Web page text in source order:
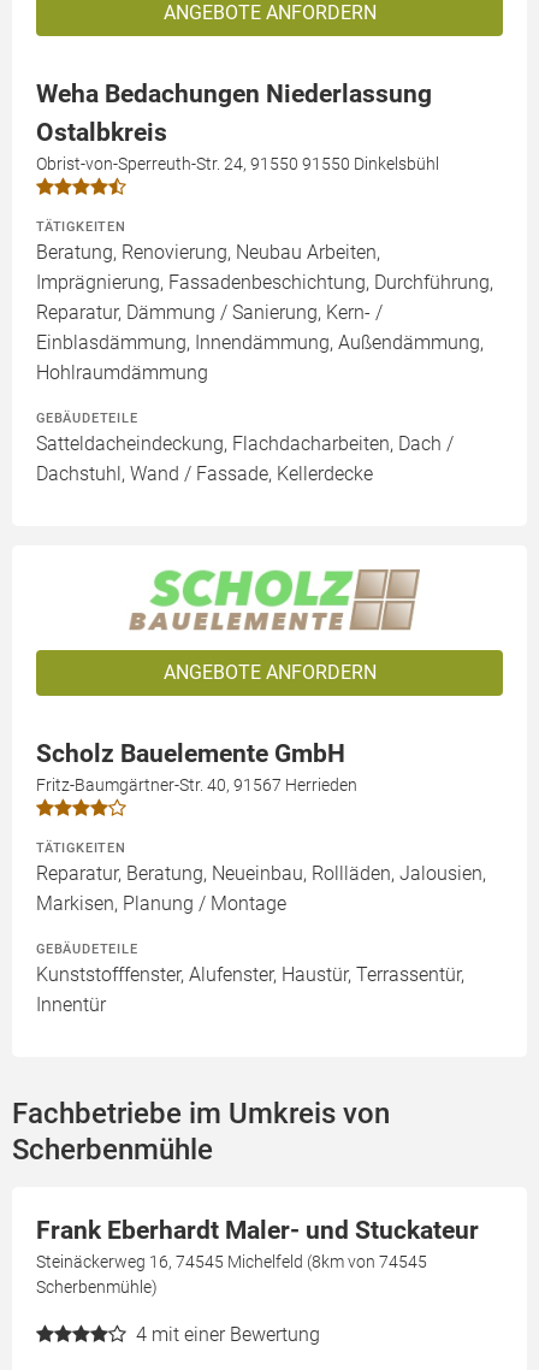
ANGEBOTE ANFORDERN
Weha Bedachungen Niederlassung
Ostalbkreis
Obrist-von-Sperreuth-Str. 24, 91550 91550 Dinkelsbühl
TÄTIGKEITEN
Beratung, Renovierung, Neubau Arbeiten,
Imprägnierung, Fassadenbeschichtung, Durchführung,
Reparatur, Dämmung / Sanierung, Kern- /
Einblasdämmung, Innendämmung, Außendämmung,
Hohlraumdämmung
GEBÄUDETEILE
Satteldacheindeckung, Flachdacharbeiten, Dach /
Dachstuhl, Wand / Fassade, Kellerdecke
ANGEBOTE ANFORDERN
Scholz Bauelemente GmbH
Fritz-Baumgärtner-Str. 40, 91567 Herrieden
TÄTIGKEITEN
Reparatur, Beratung, Neueinbau, Rollläden, Jalousien,
Markisen, Planung / Montage
GEBÄUDETEILE
Kunststofffenster, Alufenster, Haustür, Terrassentür,
Innentür
Fachbetriebe im Umkreis von
Scherbenmühle
Frank Eberhardt Maler- und Stuckateur
Steinäckerweg 16, 74545 Michelfeld (8km von 74545
Scherbenmühle)
4 mit einer Bewertung